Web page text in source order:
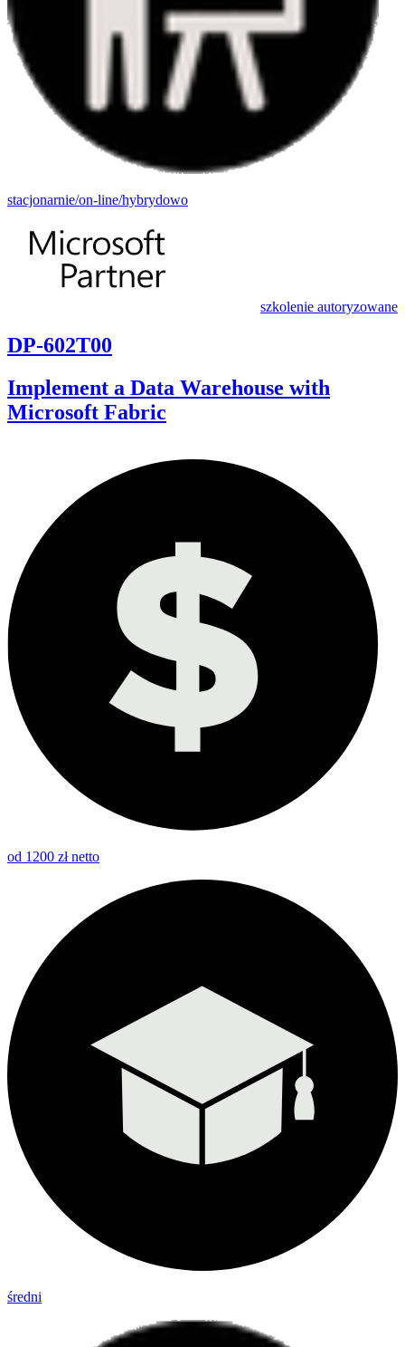
stacjonarnie/on-line/hybrydowo
szkolenie autoryzowane
DP-602T00
Implement a Data Warehouse with
Microsoft Fabric
od 1200 zł netto
średni